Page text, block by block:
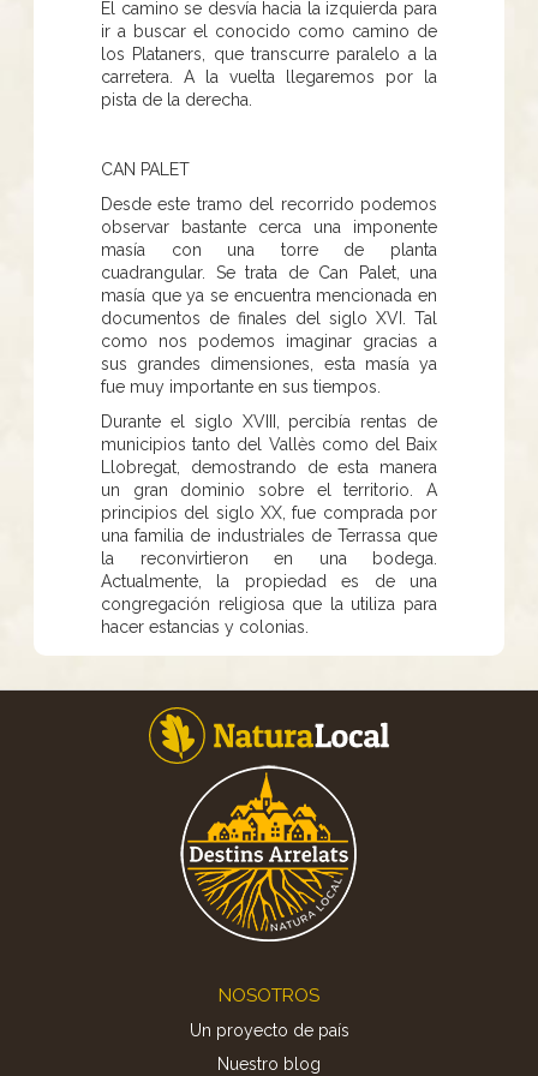
El camino se desvía hacia la izquierda para
ir a buscar el conocido como camino de
los Plataners, que transcurre paralelo a la
carretera. A la vuelta llegaremos por la
pista de la derecha.
CAN PALET
Desde este tramo del recorrido podemos
observar bastante cerca una imponente
masía con una torre de planta
cuadrangular. Se trata de Can Palet, una
masía que ya se encuentra mencionada en
documentos de finales del siglo XVI. Tal
como nos podemos imaginar gracias a
sus grandes dimensiones, esta masía ya
fue muy importante en sus tiempos.
Durante el siglo XVIII, percibía rentas de
municipios tanto del Vallès como del Baix
Llobregat, demostrando de esta manera
un gran dominio sobre el territorio. A
principios del siglo XX, fue comprada por
una familia de industriales de Terrassa que
la reconvirtieron en una bodega.
Actualmente, la propiedad es de una
congregación religiosa que la utiliza para
hacer estancias y colonias.
NOSOTROS
Un proyecto de país
Nuestro blog